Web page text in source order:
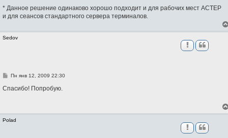
* Данное решение одинаково хорошо подходит и для рабочих мест АСТЕР
и для сеансов стандартного сервера терминалов.
Sedov
С
о
и
е
Пн янв 12, 2009 22:30
Спасибо! Попробую.
Polad